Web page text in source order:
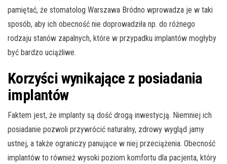
pamiętać, że stomatolog Warszawa Bródno wprowadza je w taki
sposób, aby ich obecność nie doprowadziła np. do różnego
rodzaju stanów zapalnych, które w przypadku implantów mogłyby
być bardzo uciążliwe.
Korzyści wynikające z posiadania
implantów
Faktem jest, że implanty są dość drogą inwestycją. Niemniej ich
posiadanie pozwoli przywrócić naturalny, zdrowy wygląd jamy
ustnej, a także ograniczy panujące w niej przeciążenia. Obecność
implantów to również wysoki poziom komfortu dla pacjenta, który